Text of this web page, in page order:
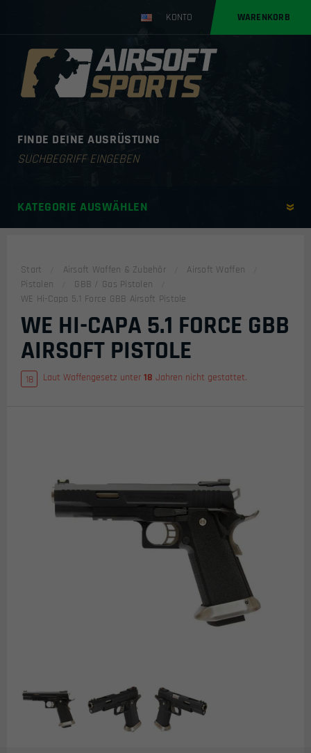
KONTO WARENKORB
FINDE DEINE AUSRÜSTUNG
Products
KATEGORIE AUSWÄHLEN
Start Airsoft Waffen & Zubehör
Airsoft Waffen
Pistolen
GBB / Gas Pistolen
WE Hi-Capa 5.1 Force GBB Airsoft Pistole
WE HI-CAPA 5.1 FORCE GBB
AIRSOFT PISTOLE
Laut Waffengesetz unter 18 Jahren nicht gestattet.